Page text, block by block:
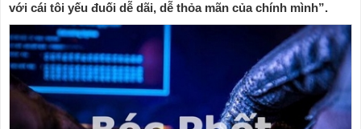
với cái tôi yếu đuối dễ dãi, dễ thỏa mãn của chính mình”.